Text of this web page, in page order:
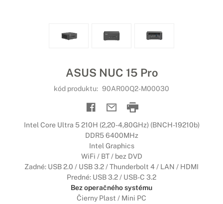
ASUS NUC 15 Pro
kód produktu: 90AR00Q2-M00030
Intel Core Ultra 5 210H (2,20-4,80GHz) (BNCH-19210b)
DDR5 6400MHz
Intel Graphics
WiFi / BT / bez DVD
Zadné: USB 2.0 / USB 3.2 / Thunderbolt 4 / LAN / HDMI
Predné: USB 3.2 / USB-C 3.2
Bez operačného systému
Čierny Plast / Mini PC